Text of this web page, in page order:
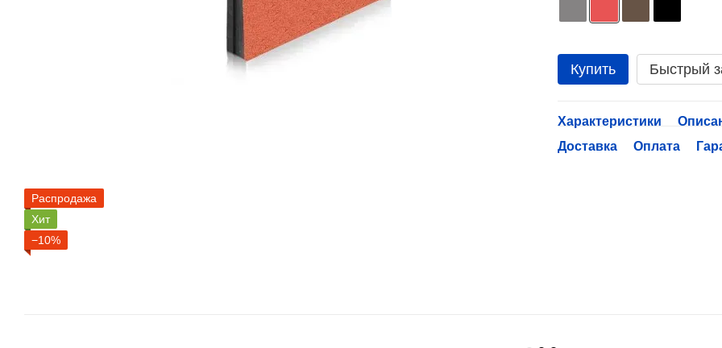
Распродажа
Хит
−10%
Купить Быстрый
Характеристики
Доставка
Оплата